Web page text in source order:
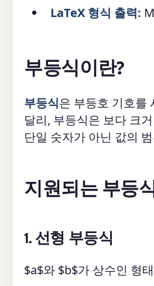
LaTeX 형식 출력:
부등식이란?
부등식은 부등호 기호를
달리, 부등식은 보다 크
단일 숫자가 아닌 값의
지원되는 부등
1. 선형 부등식
$a$와 $b$가 상수인 형